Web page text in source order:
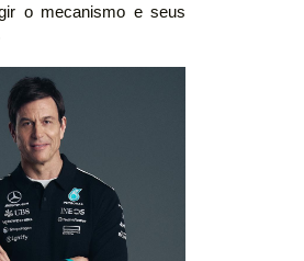
o mecanismo e seus